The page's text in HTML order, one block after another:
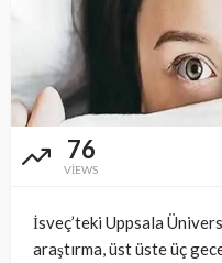
76
VIEWS
İsveç’teki Uppsala
araştırma, üst üste üç